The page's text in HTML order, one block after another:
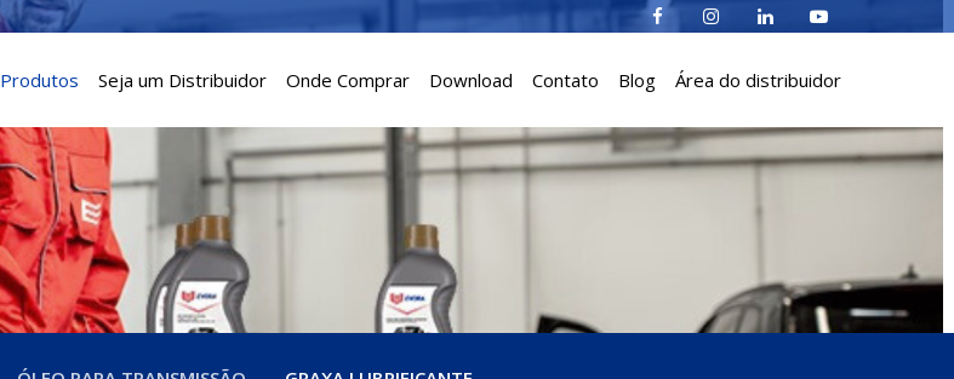
Produtos Seja um Distribuidor Onde Comprar Download Contato Blog Área do distribuidor